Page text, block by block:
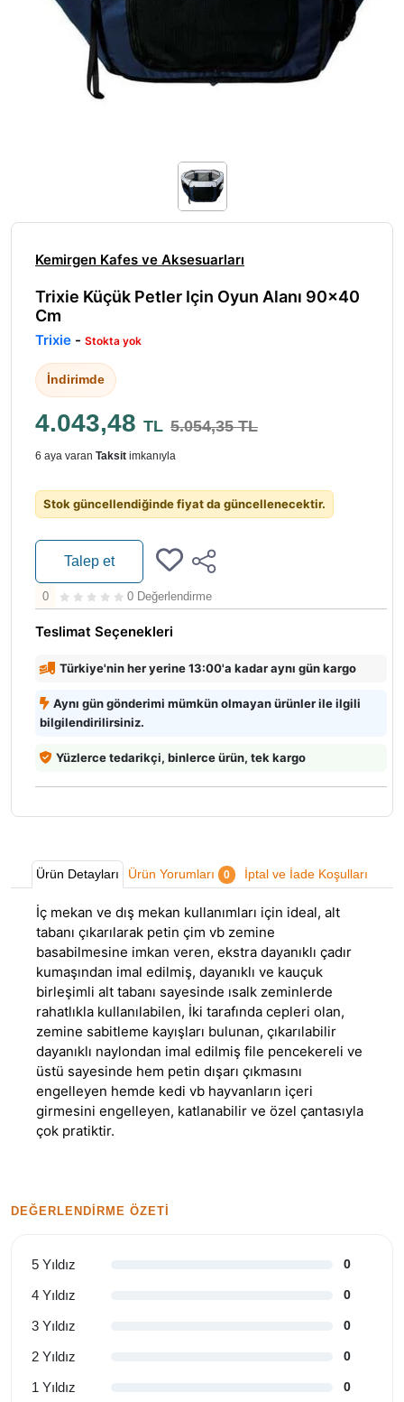
Kemirgen Kafes ve Aksesuarları
Trixie Küçük Petler Için Oyun Alanı 90x40
Cm
Trixie - Stokta yok
İndirimde
4.043,48 TL 5.054,35 TL
6 aya varan Taksit imkanıyla
Stok güncellendiğinde fiyat da güncellenecektir.
Talep et
0 0 Değerlendirme
Teslimat Seçenekleri
Türkiye'nin her yerine 13:00'a kadar aynı gün kargo
Aynı gün gönderimi mümkün olmayan ürünler ile ilgili
bilgilendirilirsiniz.
Yüzlerce tedarikçi, binlerce ürün, tek kargo
Ürün Detayları Ürün Yorumları 0 İptal ve İade Koşulları
İç mekan ve dış mekan kullanımları için ideal, alt
tabanı çıkarılarak petin çim vb zemine
basabilmesine imkan veren, ekstra dayanıklı çadır
kumaşından imal edilmiş, dayanıklı ve kauçuk
birleşimli alt tabanı sayesinde ısalk zeminlerde
rahatlıkla kullanılabilen, İki tarafında cepleri olan,
zemine sabitleme kayışları bulunan, çıkarılabilir
dayanıklı naylondan imal edilmiş file pencekereli ve
üstü sayesinde hem petin dışarı çıkmasını
engelleyen hemde kedi vb hayvanların içeri
girmesini engelleyen, katlanabilir ve özel çantasıyla
çok pratiktir.
DEĞERLENDIRME ÖZETI
5 Yıldız 0
4 Yıldız 0
3 Yıldız 0
2 Yıldız 0
1 Yıldız 0